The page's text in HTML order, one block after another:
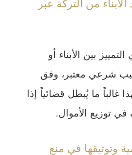
من التركة عبر
بين الأبناء أو
شرعي معتبر، وفق
كهذا غالباً ما يُبطل قضائياً إذا
توزيع الأموال.
وتوثيقها في منع